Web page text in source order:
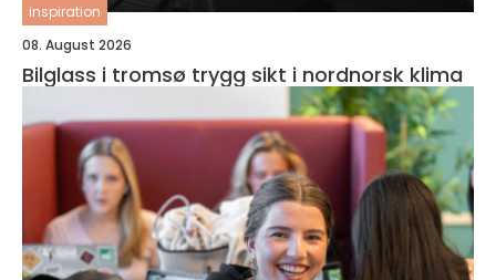
inspiration
08. August 2026
Bilglass i tromsø trygg sikt i nordnorsk klima